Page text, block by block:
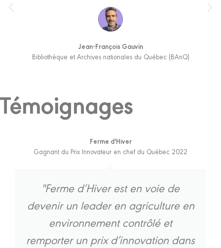
Jean-François Gauvin
Bibliothèque et Archives nationales du Québec (BAnQ)
Témoignages
"Ferme d’Hiver est en voie de
devenir un leader en agriculture en
environnement contrôlé et
remporter un prix d’innovation dans
Ferme d'Hiver
Gagnant du Prix Innovateur en chef du Québec 2022